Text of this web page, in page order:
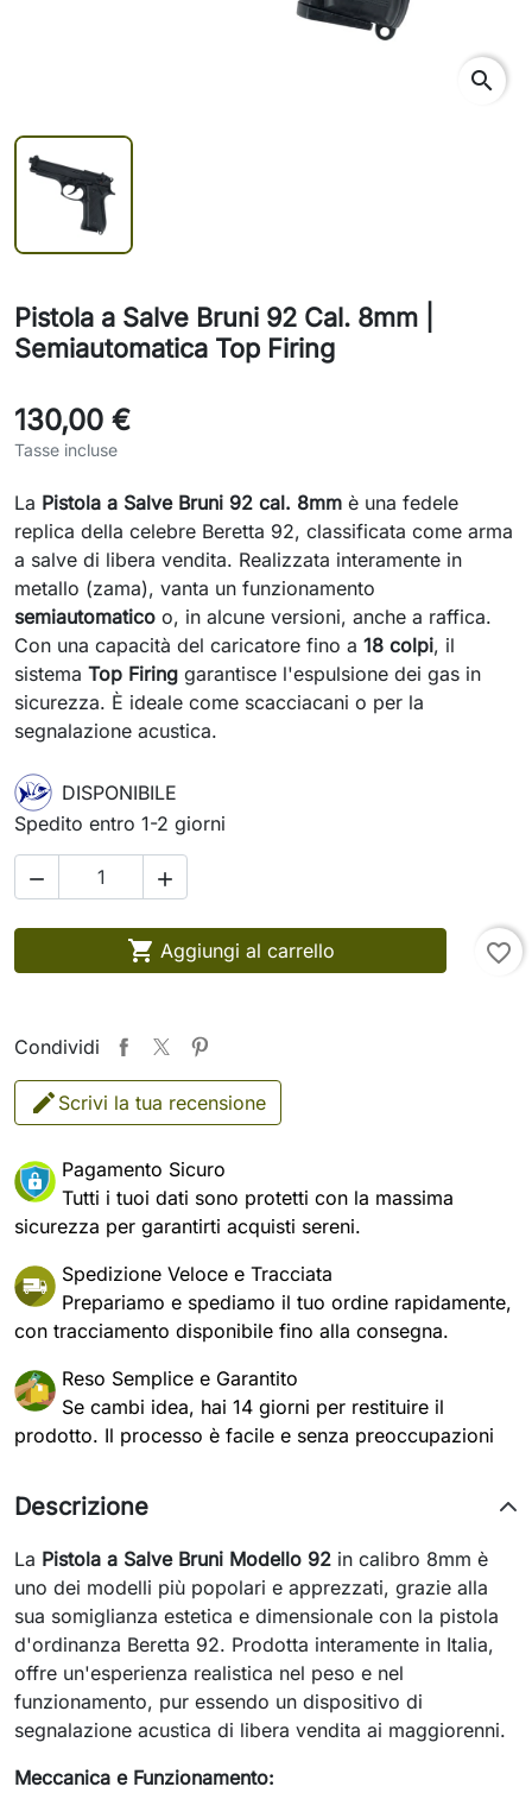
search
Pistola a Salve Bruni 92 Cal. 8mm |
Semiautomatica Top Firing
130,00 €
Tasse incluse
La Pistola a Salve Bruni 92 cal. 8mm è una fedele
replica della celebre Beretta 92, classificata come arma
a salve di libera vendita. Realizzata interamente in
metallo (zama), vanta un funzionamento
semiautomatico o, in alcune versioni, anche a raffica.
Con una capacità del caricatore fino a 18 colpi, il
sistema Top Firing garantisce l'espulsione dei gas in
sicurezza. È ideale come scacciacani o per la
segnalazione acustica.
DISPONIBILE
Spedito entro 1-2 giorni
 
 Aggiungi al carrello favorite_border
Condividi
Scrivi la tua recensione
Pagamento Sicuro
Tutti i tuoi dati sono protetti con la massima
sicurezza per garantirti acquisti sereni.
Spedizione Veloce e Tracciata
Prepariamo e spediamo il tuo ordine rapidamente,
con tracciamento disponibile fino alla consegna.
Reso Semplice e Garantito
Se cambi idea, hai 14 giorni per restituire il
prodotto. Il processo è facile e senza preoccupazioni
Descrizione
La Pistola a Salve Bruni Modello 92 in calibro 8mm è
uno dei modelli più popolari e apprezzati, grazie alla
sua somiglianza estetica e dimensionale con la pistola
d'ordinanza Beretta 92. Prodotta interamente in Italia,
offre un'esperienza realistica nel peso e nel
funzionamento, pur essendo un dispositivo di
segnalazione acustica di libera vendita ai maggiorenni.
Meccanica e Funzionamento: